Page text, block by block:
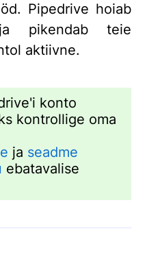
Pipedrive hoiab
pikendab teie
aktiivne.
konto
kontrollige oma
ja seadme
ebatavalise